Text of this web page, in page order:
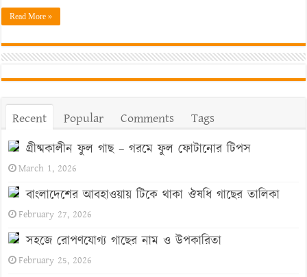
Read More »
Recent Popular Comments
Tags
গ্রীষ্মকালীন ফুল গাছ – গরমে ফুল ফোটানোর টিপস
March 1, 2026
বাংলাদেশের আবহাওয়ায় টিকে থাকা ঔষধি গাছের তালিকা
February 27, 2026
সহজে রোপণযোগ্য গাছের নাম ও উপকারিতা
February 25, 2026